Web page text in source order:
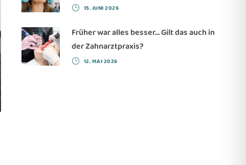
15. JUNI 2026
Früher war alles besser… Gilt das auch in
der Zahnarztpraxis?
12. MAI 2026